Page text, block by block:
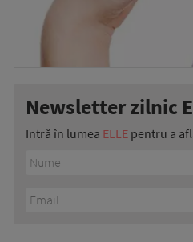
Newsletter zilnic
Intră în lumea ELLE pentru a